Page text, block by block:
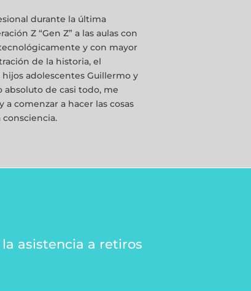
durante la última
Z “Gen Z” a las aulas con
y con mayor
de la historia, el
adolescentes Guillermo y
absoluto de casi todo, me
comenzar a hacer las cosas
asistencia a retiros